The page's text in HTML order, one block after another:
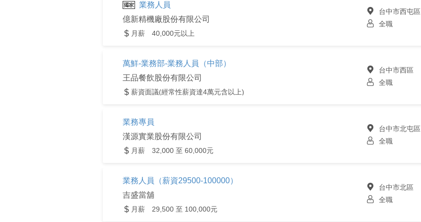
業務人員
億新精機廠股份有限公司
月薪 40,000元以上
台中市西屯區
全職
萬鮮-業務部-業務人員（中部）
王品餐飲股份有限公司
薪資面議(經常性薪資達4萬元含以上)
台中市西區
全職
業務專員
漢源實業股份有限公司
月薪 32,000 至 60,000元
台中市北屯區
全職
業務人員（薪資29500-100000）
吉盛當舖
月薪 29,500 至 100,000元
台中市北區
全職